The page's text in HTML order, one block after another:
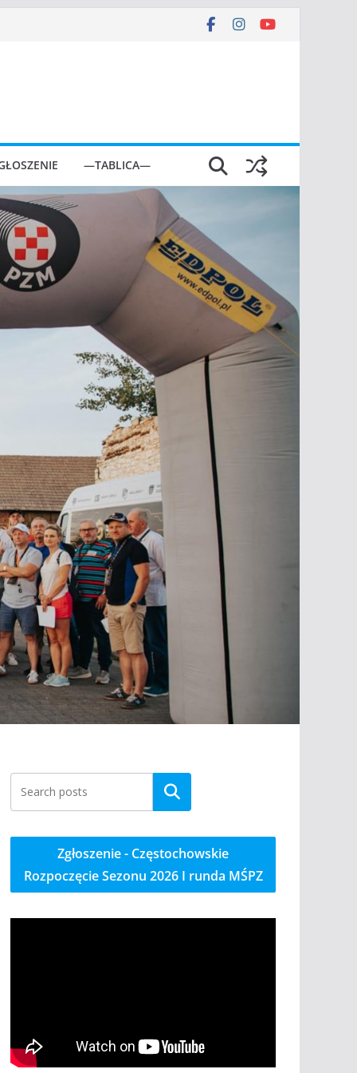
—TABLICA—
Szukaj
Zgłoszenie - Częstochowskie
Rozpoczęcie Sezonu 2026 I runda MŚPZ